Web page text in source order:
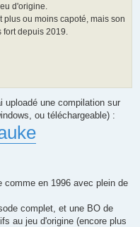
d'origine.
plus ou moins capoté, mais son
fort depuis 2019.
uploadé une compilation sur
ou téléchargeable) :
comme en 1996 avec plein de
complet, et une BO de
au jeu d'origine (encore plus